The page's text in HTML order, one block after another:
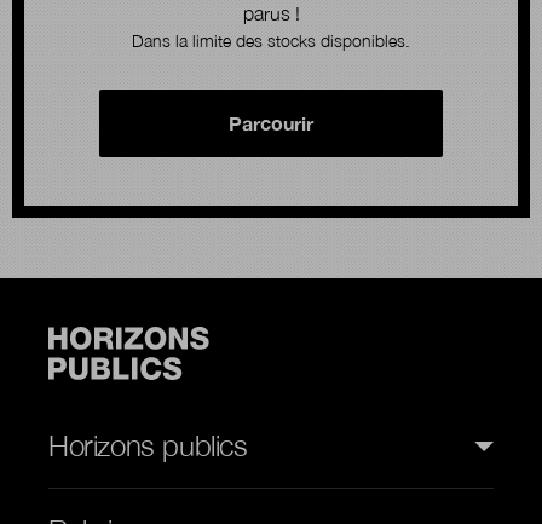
parus !
Dans la limite des stocks disponibles.
Parcourir
Horizons publics